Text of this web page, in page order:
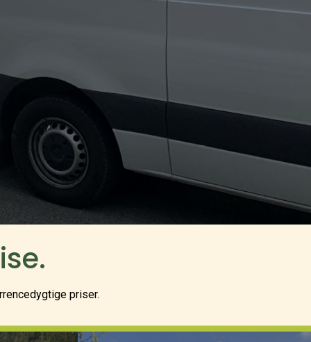
priser.